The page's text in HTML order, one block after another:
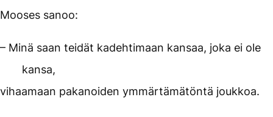
Mooses sanoo:
– Minä saan teidät kadehtimaan kansaa, joka ei ole
kansa,
vihaamaan pakanoiden ymmärtämätöntä joukkoa.